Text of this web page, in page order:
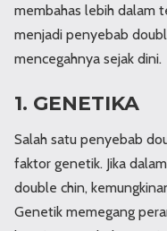
membahas lebih dalam
menjadi penyebab
mencegahnya sejak dini.
1. GENETIKA
Salah satu penyebab
faktor genetik. Jika
double chin,
Genetik memegang